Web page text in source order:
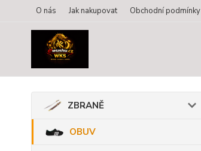
O nás Jak nakupovat Obchodní podmínky
ZBRANĚ
OBUV